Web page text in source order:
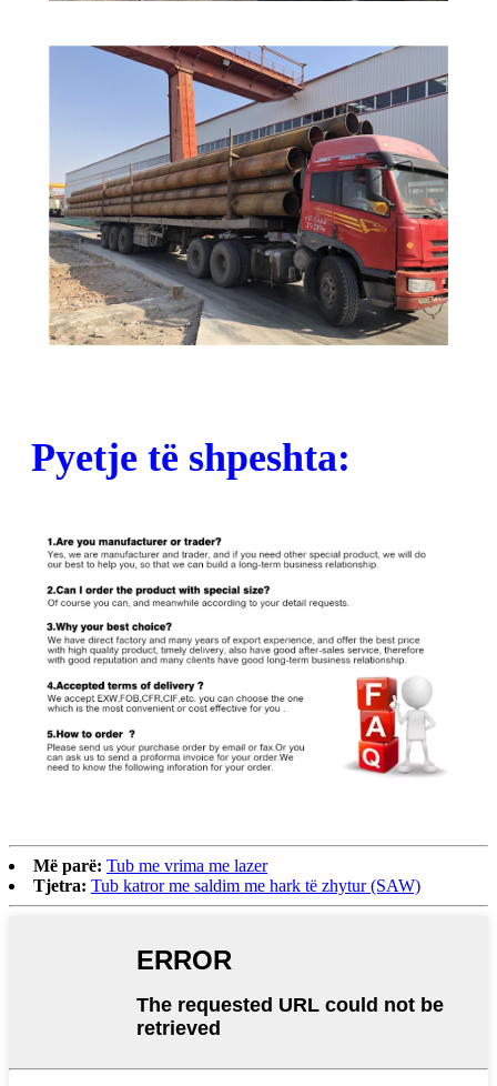
Pyetje të shpeshta:
Më parë: Tub me vrima me lazer
Tjetra: Tub katror me saldim me hark të zhytur (SAW)